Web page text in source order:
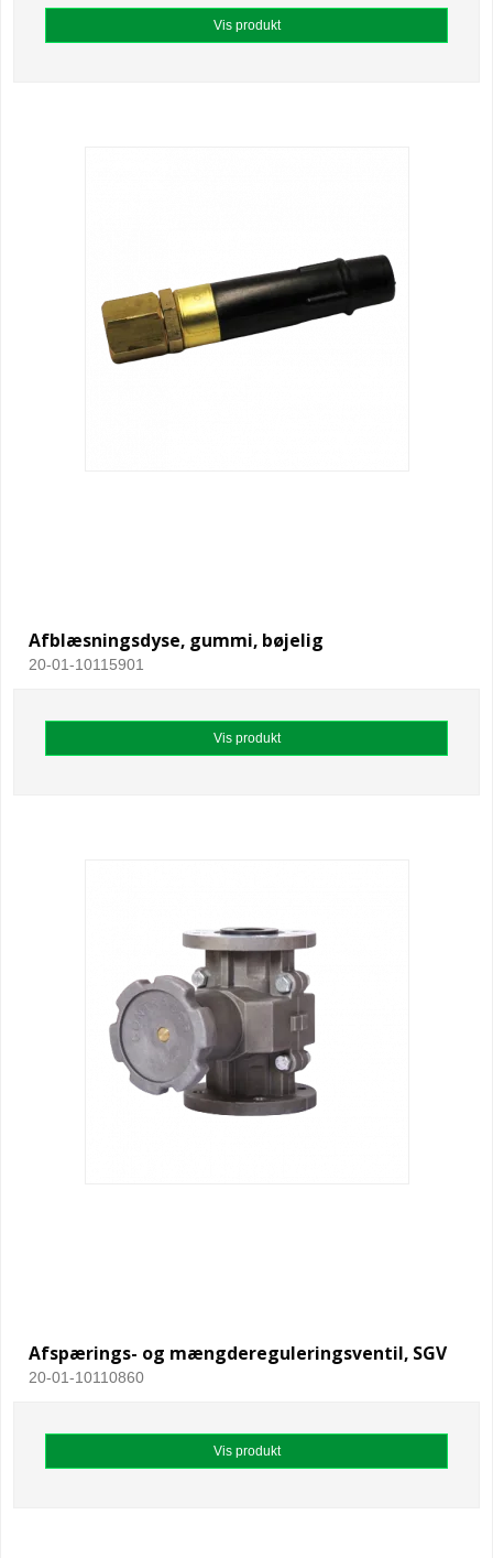
Vis produkt
Afblæsningsdyse, gummi, bøjelig
20-01-10115901
Vis produkt
Afspærings- og mængdereguleringsventil, SGV
20-01-10110860
Vis produkt